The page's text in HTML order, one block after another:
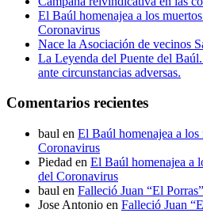
El Baúl homenajea a los
Coronavirus
Nace la Asociación de vecinos
La Leyenda del Puente del
ante circunstancias adversas.
Comentarios recientes
baul en El Baúl homenajea a los
Coronavirus
Piedad en El Baúl homenajea a
del Coronavirus
baul en Falleció Juan “El Porras”
Jose Antonio en Falleció Juan